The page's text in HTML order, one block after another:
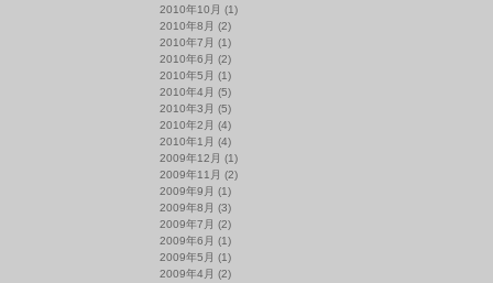
2010年10月 (1)
2010年8月 (2)
2010年7月 (1)
2010年6月 (2)
2010年5月 (1)
2010年4月 (5)
2010年3月 (5)
2010年2月 (4)
2010年1月 (4)
2009年12月 (1)
2009年11月 (2)
2009年9月 (1)
2009年8月 (3)
2009年7月 (2)
2009年6月 (1)
2009年5月 (1)
2009年4月 (2)